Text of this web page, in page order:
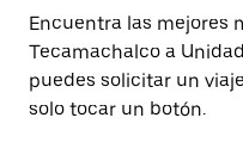
Encuentra las mejores
Tecamachalco a
puedes solicitar un
solo tocar un botón.